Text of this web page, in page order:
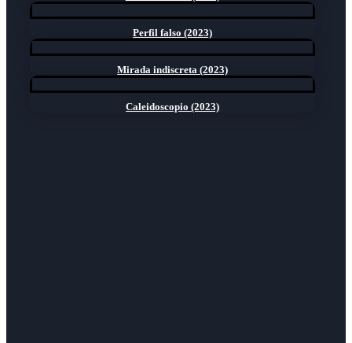
Perfil falso (2023)
Mirada indiscreta (2023)
Caleidoscopio (2023)